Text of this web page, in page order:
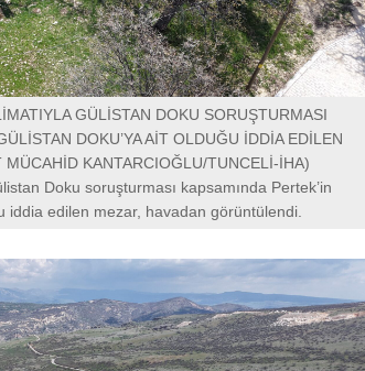
GÜLİSTAN DOKU SORUŞTURMASI
DOKU’YA AİT OLDUĞU İDDİA EDİLEN
KANTARCIOĞLU/TUNCELİ-İHA)
Doku soruşturması kapsamında Pertek’in
iddia edilen mezar, havadan görüntülendi.